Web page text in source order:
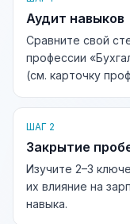
Аудит навыков
Сравните свой
профессии
(см. карточку
ШАГ 2
Закрытие
Изучите 2–3
их влияние на
навыка.